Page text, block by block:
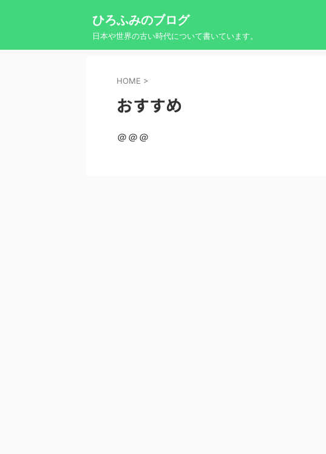
ひろふみのブログ
日本や世界の古い時代について書いています。
HOME >
おすすめ
＠＠＠